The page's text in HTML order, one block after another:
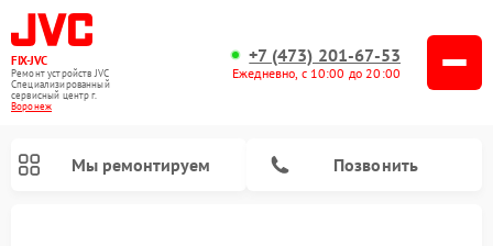
FIX-JVC
Ремонт устройств JVC
Специализированный
cервисный центр г.
Воронеж
+7 (473) 201-67-53
Ежедневно, с 10:00 до 20:00
Мы ремонтируем Позвонить